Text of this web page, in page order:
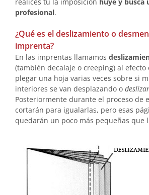
profesional.
¿Qué es el deslizamiento o
imprenta?
En las imprentas llamamos
(también decalaje o creeping) al efecto
plegar una hoja varias veces sobre si
interiores se van desplazando o
Posteriormente durante el proceso de
cortarán para igualarlas, pero esas
quedarán un poco más pequeñas que